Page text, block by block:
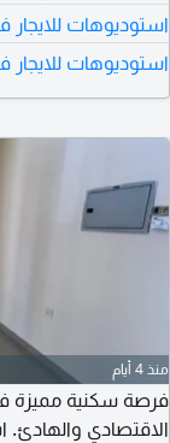
مع تسهيلات في السداد تصل الى 6 دفعات
استوديوهات للايجار
استوديوهات للايجار
منذ 4 أيام
فرصة سكنية مميزة
الاقتصادي